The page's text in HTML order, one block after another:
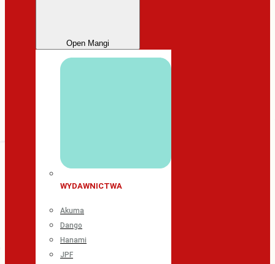
Open Mangi
WYDAWNICTWA
Akuma
Dango
Hanami
JPF